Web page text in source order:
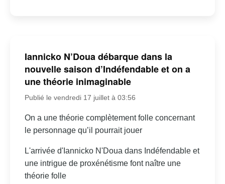
Iannicko N’Doua débarque dans la
nouvelle saison d’Indéfendable et on a
une théorie inimaginable
Publié le vendredi 17 juillet à 03:56
On a une théorie complètement folle concernant
le personnage qu’il pourrait jouer
L'arrivée d'Iannicko N'Doua dans Indéfendable et
une intrigue de proxénétisme font naître une
théorie folle